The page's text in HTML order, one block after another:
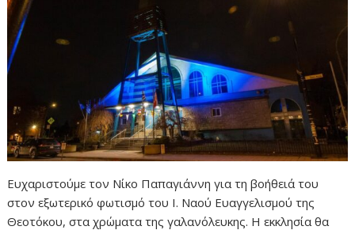
Ευχαριστούμε τον Νίκο Παπαγιάννη για τη βοήθειά του
στον εξωτερικό φωτισμό του Ι. Ναού Ευαγγελισμού της
Θεοτόκου, στα χρώματα της γαλανόλευκης. Η εκκλησία θα